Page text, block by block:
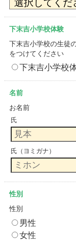
下末吉小学校体験
下末吉小学校の生徒
をつけてください
下末吉小学校
名前
お名前
氏
氏（ヨミガナ）
性別
性別
男性
女性